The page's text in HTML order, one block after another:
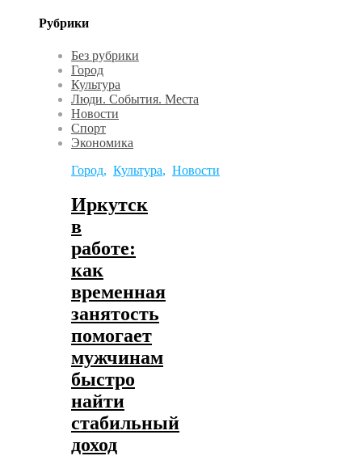
Рубрики
Без рубрики
Город
Культура
Люди. События. Места
Новости
Спорт
Экономика
Город, Культура, Новости
Иркутск
в
работе:
как
временная
занятость
помогает
мужчинам
быстро
найти
стабильный
доход